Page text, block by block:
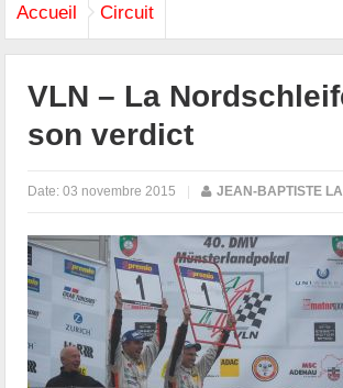
Accueil Circuit
VLN – La
son verdict
Date:03 novembre 2015 | JEAN-BAPTISTE